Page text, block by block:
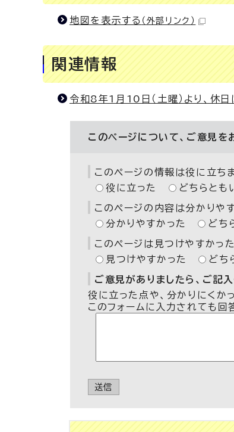
地図を表示する （外部リンク）
関連情報
令和8年1月10日（土曜）より、休
このページについて、ご意見を
このページの情報は役に立ちま
役に立った
どちらとも
このページの内容は分かりや
分かりやすかった
どち
このページは見つけやすかった
見つけやすかった
どち
ご意見がありましたら、ご記
役に立った点や、分かりにくか
このフォームに入力されても回
送信